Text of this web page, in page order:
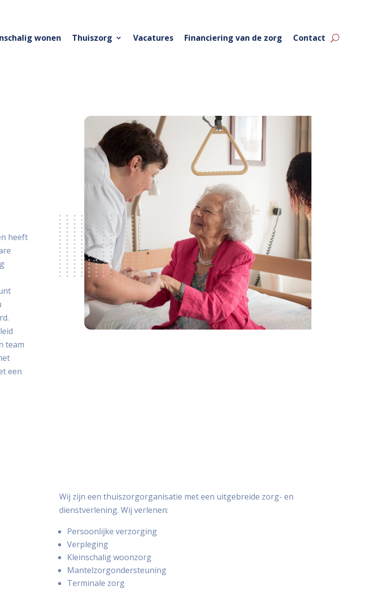
wonen Thuiszorg Vacatures Financiering van de zorg Contact
heeft
team
een
Wij zijn een thuiszorgorganisatie met een uitgebreide zorg- en
dienstverlening. Wij verlenen:
Persoonlijke verzorging
Verpleging
Kleinschalig woonzorg
Mantelzorgondersteuning
Terminale zorg